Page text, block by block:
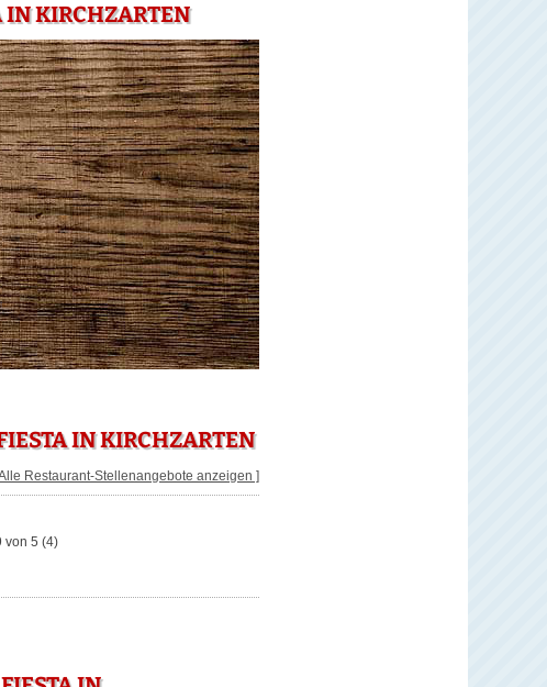
IN KIRCHZARTEN
IN KIRCHZARTEN
Restaurant-Stellenangebote anzeigen ]
von 5 (4)